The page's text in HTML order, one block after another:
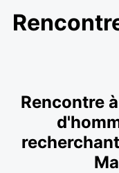
Rencontre